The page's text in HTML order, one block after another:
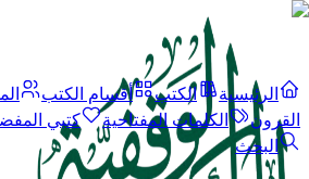
الرئيسية الكتب أقسام الكتب
القرون
الكلمات المفتاحية
كتبي
البحث